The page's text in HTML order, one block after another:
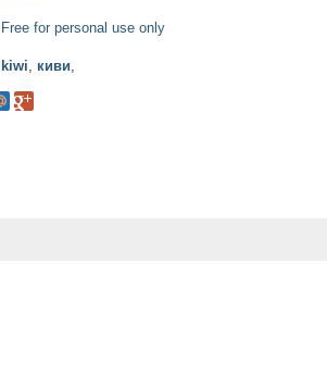
Free for personal use only
kiwi, киви,